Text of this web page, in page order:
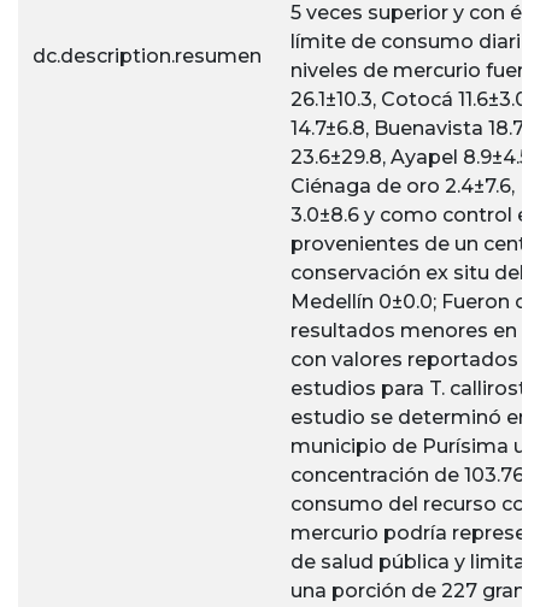
dc.description.resumen
5 veces superior y con
límite de consumo diario
niveles de mercurio
26.1±10.3, Cotocá
14.7±6.8, Buenavista
23.6±29.8, Ayapel 8.9±4.5,
Ciénaga de oro 2.4±7.6,
3.0±8.6 y como control
provenientes de un
conservación ex situ del
Medellín 0±0.0; Fueron
resultados menores en
con valores reportados
estudios para T.
estudio se determinó en
municipio de Purísima
concentración de 103.76
consumo del recurso
mercurio podría
de salud pública y
una porción de 227